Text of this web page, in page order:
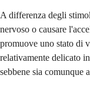
A differenza degli
nervoso o causare
promuove uno stato di
relativamente delicato
sebbene sia comunque